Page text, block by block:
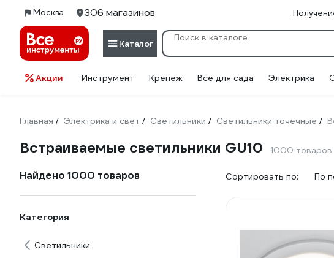
Москва 306 магазинов
Каталог
Акции Инструмент Крепеж Всё для сада Электрика
Главная / Электрика и свет / Светильники / Светильники точечные /
Встраиваемые светильники GU10 1000 товаров
Найдено 1000 товаров
Категория
Светильники
Сортировать по: По